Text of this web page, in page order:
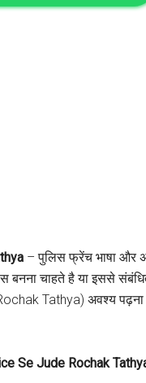
– पुलिस फ्रेंच भाषा और
चाहते है या इससे
Tathya) अवश्य पढ़ना
Se Jude Rochak